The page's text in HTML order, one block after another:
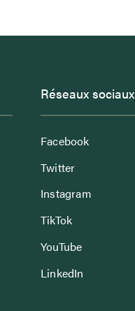
Réseaux sociaux
Facebook
Twitter
Instagram
TikTok
YouTube
LinkedIn